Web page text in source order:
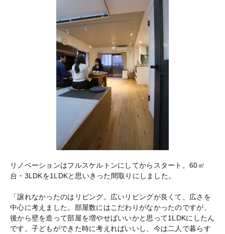
リノベーションはフルスケルトンにしてからスタート。60㎡
台・3LDKを1LDKと思いきった間取りにしました。
「譲れなかったのはリビング。広いリビングが良くて、広さを
中心に考えました。部屋数にはこだわりがなかったのですが、
後から壁を造って部屋を増やせばいいかと思って1LDKにしたん
です。子どもができた時に考えればいいし、今は二人で暮らす